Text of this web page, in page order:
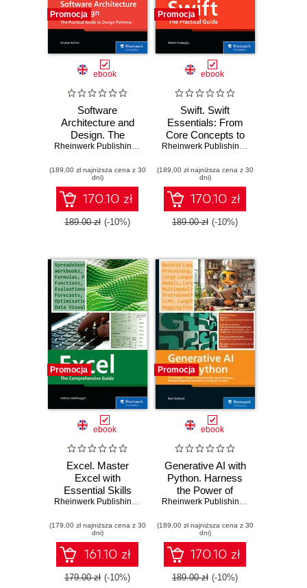
Promocja
ebook
Software
Architecture and
Design. The
Practical Guide toRheinwerk Publishing, Kristian Köhler
(189,00 zł najniższa cena z 30
dni)
170.10 zł
189.00 zł (-10%)
Promocja
ebook
Swift. Swift
Essentials: From
Core Concepts to
Building Real- Rheinwerk Publishing,
(189,00 zł najniższa cena z 30
dni)
170.10 zł
189.00 zł (-10%)
Promocja
ebook
Excel. Master
Excel with
Essential Skills
and Advanced
Data Management
and Analysis
Rheinwerk Publishing, Helmut Vonhoegen
(179,00 zł najniższa cena z 30
dni)
161.10 zł
179.00 zł (-10%)
Promocja
ebook
Generative AI with
Python. Harness
the Power of
Python for Building
Models
Rheinwerk Publishing,
(189,00 zł najniższa cena z 30
dni)
170.10 zł
189.00 zł (-10%)